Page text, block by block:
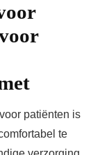
patiënten is
te